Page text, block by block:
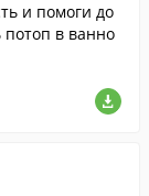
и помоги до
потоп в ванно